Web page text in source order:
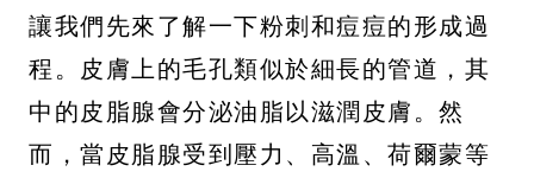
讓我們先來了解一下粉刺和痘痘的形成過
程。皮膚上的毛孔類似於細長的管道，其
中的皮脂腺會分泌油脂以滋潤皮膚。然
而，當皮脂腺受到壓力、高溫、荷爾蒙等